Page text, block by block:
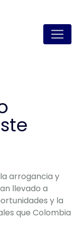
arrogancia y
llevado a
y la
que Colombia